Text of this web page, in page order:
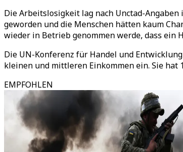
Die Arbeitslosigkeit lag nach Unctad-
geworden und die Menschen hätten kaum
wieder in Betrieb genommen werde, dass ein
Die UN-Konferenz für Handel und
kleinen und mittleren Einkommen ein. Sie hat
EMPFOHLEN